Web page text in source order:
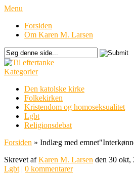
Menu
Forsiden
Om Karen M. Larsen
Kategorier
Den katolske kirke
Folkekirken
Kristendom og homoseksualitet
Lgbt
Religionsdebat
Forsiden » Indlæg med emnet"
Skrevet afKaren M. Larsen den 30 okt,
Lgbt | 0 kommentarer